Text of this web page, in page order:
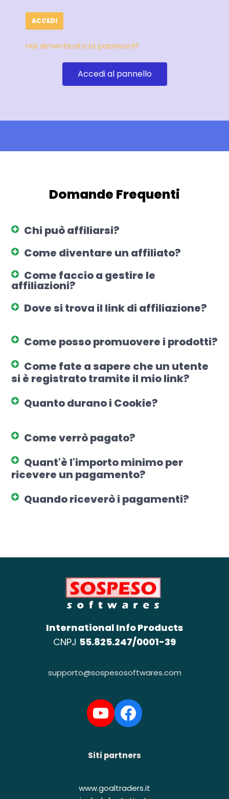
Hai dimenticato la password?
Accedi al pannello
Domande Frequenti
Chi può affiliarsi?
Come diventare un affiliato?
Come faccio a gestire le
affiliazioni?
Dove si trova il link di affiliazione?
Come posso promuovere i prodotti?
Come fate a sapere che un utente
si è registrato tramite il mio link?
Quanto durano i Cookie?
Come verrò pagato?
Quant'è l'importo minimo per
ricevere un pagamento?
Quando riceverò i pagamenti?
International Info Products
CNPJ 55.825.247/0001-39
supporto@sospesosoftwares.com
Siti partners
www.goaltraders.it